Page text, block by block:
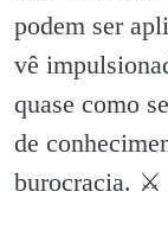
podem ser
vê
quase como
de
burocracia. ⚔️